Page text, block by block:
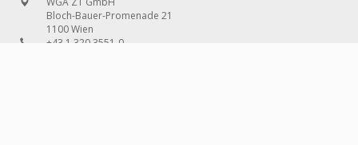
Bloch-Bauer-Promenade 21
1100 Wien
+43 1 320 3551-0